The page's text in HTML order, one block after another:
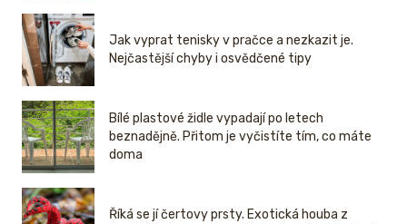
Jak vyprat tenisky v pračce a nezkazit je.
Nejčastější chyby i osvědčené tipy
Bílé plastové židle vypadají po letech
beznadějně. Přitom je vyčistíte tím, co máte
doma
Říká se jí čertovy prsty. Exotická houba z